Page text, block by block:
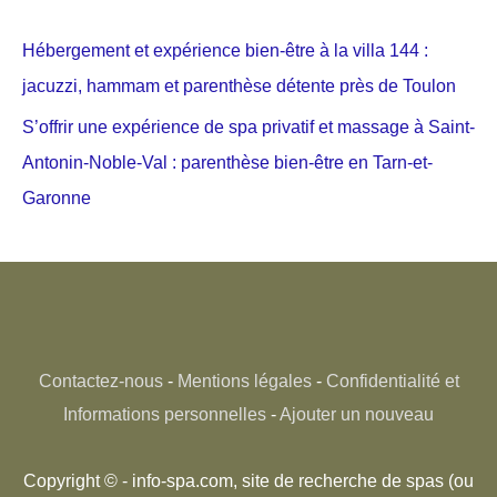
Hébergement et expérience bien-être à la villa 144 :
jacuzzi, hammam et parenthèse détente près de Toulon
S’offrir une expérience de spa privatif et massage à Saint-
Antonin-Noble-Val : parenthèse bien-être en Tarn-et-
Garonne
Contactez-nous- Mentions légales- Confidentialité et
Informations personnelles -Ajouter un nouveau
Copyright © - info-spa.com, site de recherche de spas (ou